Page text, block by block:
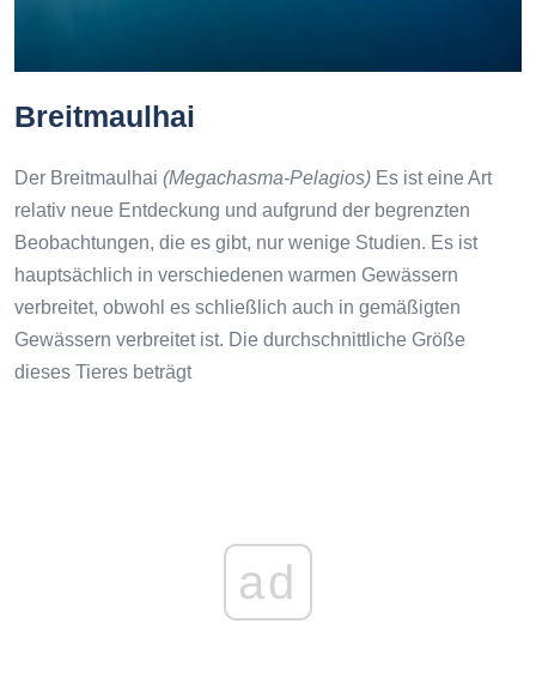
Breitmaulhai
Der Breitmaulhai (Megachasma-Pelagios) Es ist eine Art
relativ neue Entdeckung und aufgrund der begrenzten
Beobachtungen, die es gibt, nur wenige Studien. Es ist
hauptsächlich in verschiedenen warmen Gewässern
verbreitet, obwohl es schließlich auch in gemäßigten
Gewässern verbreitet ist. Die durchschnittliche Größe
dieses Tieres beträgt
ad